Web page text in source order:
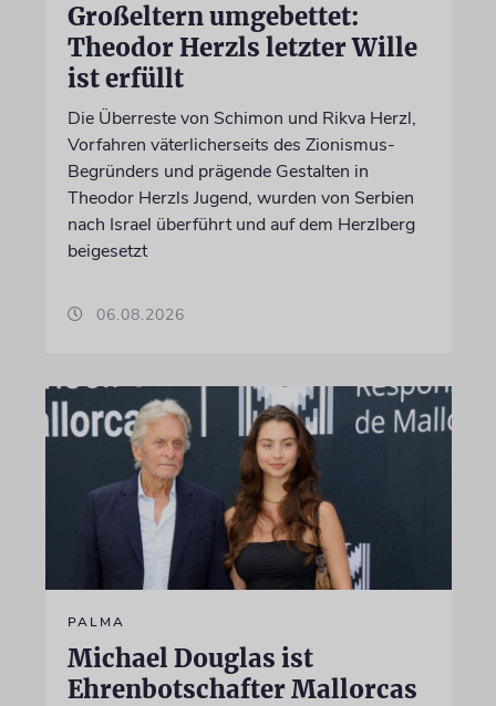
Großeltern umgebettet:
Theodor Herzls letzter Wille
ist erfüllt
Die Überreste von Schimon und Rikva Herzl,
Vorfahren väterlicherseits des Zionismus-
Begründers und prägende Gestalten in
Theodor Herzls Jugend, wurden von Serbien
nach Israel überführt und auf dem Herzlberg
beigesetzt
06.08.2026
PALMA
Michael Douglas ist
Ehrenbotschafter Mallorcas